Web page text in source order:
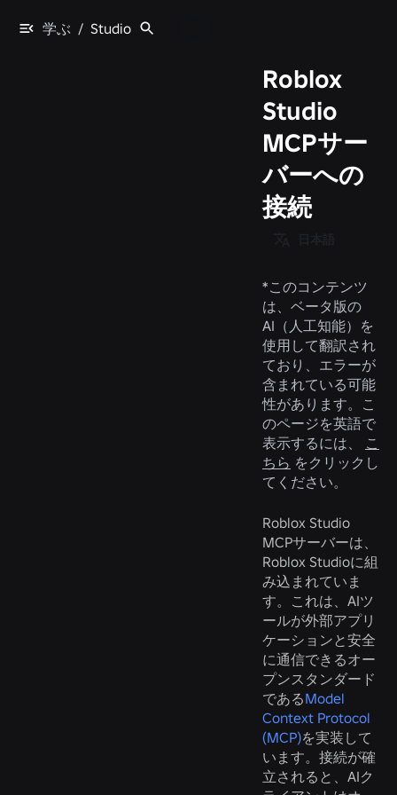
学ぶ / Studio
Roblox
Studio
MCPサー
バーへの
接続
*このコンテンツ
は、ベータ版の
AI（人工知能）を
使用して翻訳され
ており、エラーが
含まれている可能
性があります。こ
のページを英語で
表示するには、 こ
ちら をクリックし
てください。
Roblox Studio
MCPサーバーは、
Roblox Studioに組
み込まれていま
す。これは、AIツ
ールが外部アプリ
ケーションと安全
に通信できるオー
プンスタンダード
であるModel
Context Protocol
(MCP)を実装して
います。接続が確
立されると、AIク